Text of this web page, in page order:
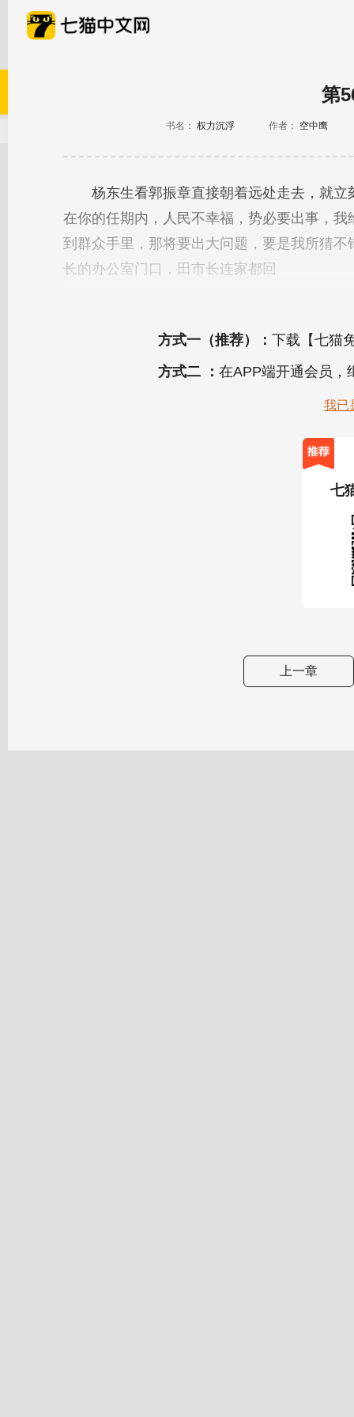
第
书名： 权力沉浮 作者： 空中鹰
方式一（推荐）： 下载【七猫
方式二 ： 在APP端开通会员，
我已
七
上一章